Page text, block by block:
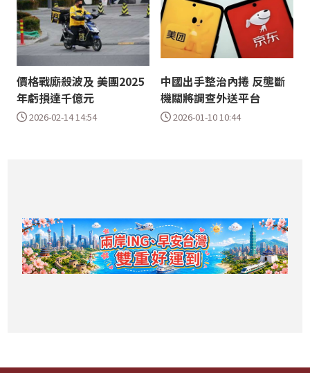
價格戰廝殺波及 美團2025
年虧損達千億元
2026-02-14 14:54
中國出手整治內捲 反壟斷
機關將調查外送平台
2026-01-10 10:44